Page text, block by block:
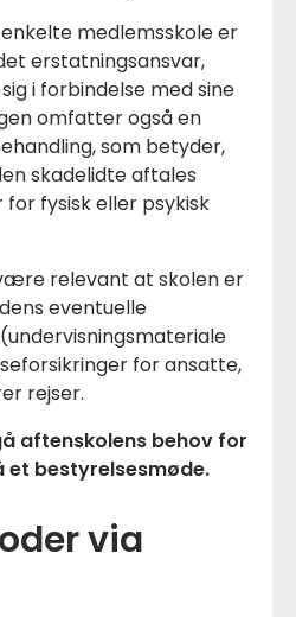
medlemsskole er
erstatningsansvar,
i forbindelse med sine
omfatter også en
som betyder,
skadelidte aftales
fysisk eller psykisk
relevant at skolen er
eventuelle
for ansatte,
rejser.
aftenskolens behov for
et bestyrelsesmøde.
via